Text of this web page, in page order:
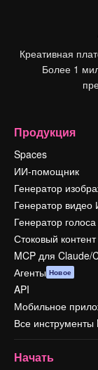
Креативная
Более 1
Продукция
Spaces
ИИ-помощник
Генератор
Генератор видео
Генератор
Стоковый контент
MCP для Claude/
Агенты Новое
API
Мобильное
Все инструменты
Начать